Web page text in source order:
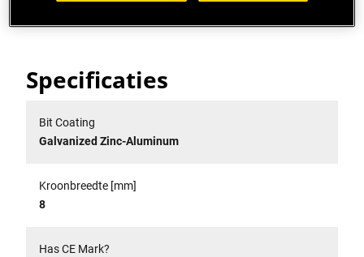
Specificaties
Bit Coating
Galvanized Zinc-Aluminum
Kroonbreedte [mm]
8
Has CE Mark?